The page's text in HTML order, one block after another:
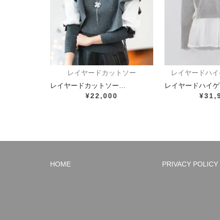
レイヤードカットソー
レイヤードカットソー…
¥22,000
レイヤードハ
レイヤードハイ
HOME PRIVACY POLICY